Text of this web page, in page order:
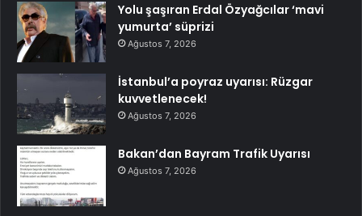
Yolu şaşıran Erdal Özyağcılar ‘mavi
yumurta’ süprizi
Ağustos 7, 2026
İstanbul’a poyraz uyarısı: Rüzgar
kuvvetlenecek!
Ağustos 7, 2026
Bakan’dan Bayram Trafik Uyarısı
Ağustos 7, 2026